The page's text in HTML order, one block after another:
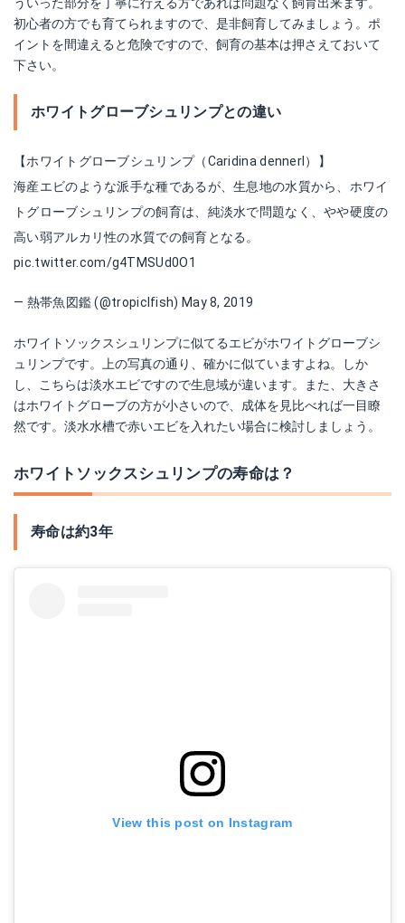
初心者の方でも育てられますので、是非飼育してみましょう。ポ
イントを間違えると危険ですので、飼育の基本は押さえておいて
下さい。
ホワイトグローブシュリンプとの違い
【ホワイトグローブシュリンプ（Caridina dennerl）】
海産エビのような派手な種であるが、生息地の水質から、ホワイ
トグローブシュリンプの飼育は、純淡水で問題なく、やや硬度の
高い弱アルカリ性の水質での飼育となる。
pic.twitter.com/g4TMSUd0O1
— 熱帯魚図鑑 (@tropiclfish) May 8, 2019
ホワイトソックスシュリンプに似てるエビがホワイトグローブシ
ュリンプです。上の写真の通り、確かに似ていますよね。しか
し、こちらは淡水エビですので生息域が違います。また、大きさ
はホワイトグローブの方が小さいので、成体を見比べれば一目瞭
然です。淡水水槽で赤いエビを入れたい場合に検討しましょう。
ホワイトソックスシュリンプの寿命は？
寿命は約3年
View this post on Instagram